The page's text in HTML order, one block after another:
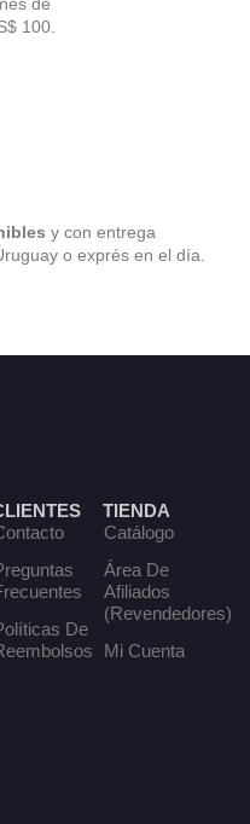
de
100.
y con entrega
o exprés en el día.
De
TIENDA
Catálogo
Área De
Afiliados
(Revendedores)
Mi Cuenta